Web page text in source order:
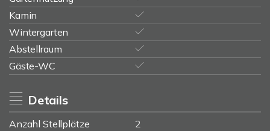
Kamin
Wintergarten
Abstellraum
Gäste-WC
Details
Anzahl Stellplätze
2